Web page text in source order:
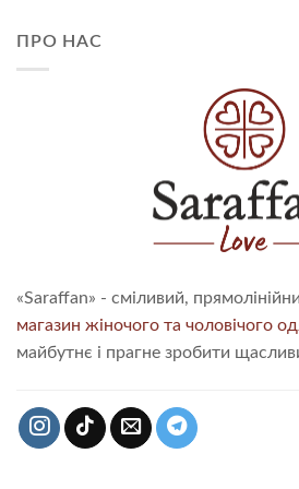
ПРО НАС
«Saraffan» - сміливий,
магазин жіночого та чоловічого
майбутнє і прагне зробити